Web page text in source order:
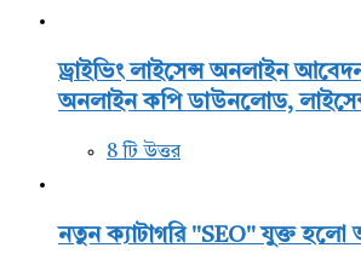
ড্রাইভিং লাইসেন্স অনলাইন
অনলাইন কপি ডাউনলোড,
8 টি উত্তর
নতুন ক্যাটাগরি "SEO" যুক্ত হলো